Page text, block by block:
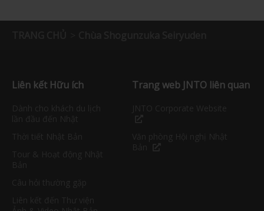
Liên kết Hữu ích Trang web JNTO liên quan